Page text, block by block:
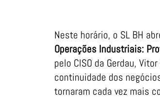
Neste horário, o SL BH
Operações Industriais:
pelo CISO da Gerdau,
continuidade dos
tornaram cada vez mais